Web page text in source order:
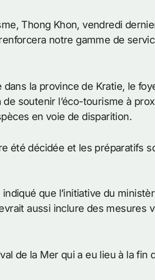
Thong Khon, vendredi
notre gamme de
la province de Kratie, le
soutenir l’éco-tourisme à
en voie de disparition.
été décidée et les préparatifs
que l’initiative du
aussi inclure des mesures
de la Mer qui a eu lieu à la fin